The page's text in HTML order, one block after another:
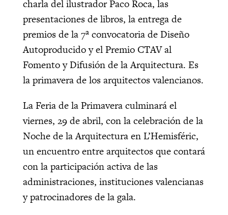
charla del ilustrador Paco Roca, las
presentaciones de libros, la entrega de
premios de la 7ª convocatoria de Diseño
Autoproducido y el Premio CTAV al
Fomento y Difusión de la Arquitectura. Es
la primavera de los arquitectos valencianos.
La Feria de la Primavera culminará el
viernes, 29 de abril, con la celebración de la
Noche de la Arquitectura en L’Hemisféric,
un encuentro entre arquitectos que contará
con la participación activa de las
administraciones, instituciones valencianas
y patrocinadores de la gala.